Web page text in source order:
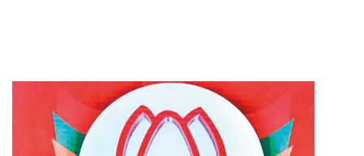
கதை நூல்
ஆகஸ்ட்